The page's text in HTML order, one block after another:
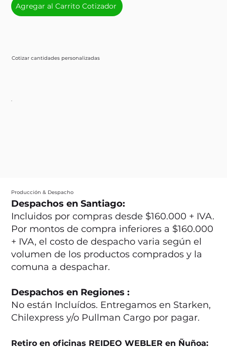
Cotizar cantidades personalizadas
Agregar al Carrito Cotizador
Producción & Despacho
Despachos en Santiago:
Incluidos por compras desde $160.000 + IVA.
Por montos de compra inferiores a $160.000
+ IVA, el costo de despacho varia según el
volumen de los productos comprados y la
comuna a despachar.
Despachos en Regiones :
No están Incluídos. Entregamos en Starken,
Chilexpress y/o Pullman Cargo por pagar.
Retiro en oficinas REIDEO WEBLER en Ñuñoa: